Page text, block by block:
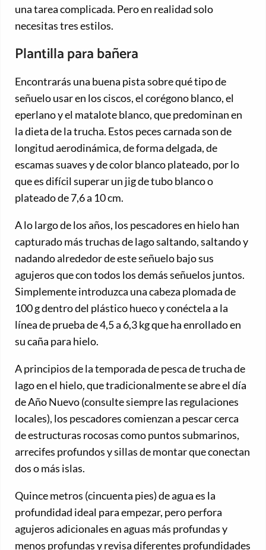
una tarea complicada. Pero en realidad solo
necesitas tres estilos.
Plantilla para bañera
Encontrarás una buena pista sobre qué tipo de
señuelo usar en los ciscos, el corégono blanco, el
eperlano y el matalote blanco, que predominan en
la dieta de la trucha. Estos peces carnada son de
longitud aerodinámica, de forma delgada, de
escamas suaves y de color blanco plateado, por lo
que es difícil superar un jig de tubo blanco o
plateado de 7,6 a 10 cm.
A lo largo de los años, los pescadores en hielo han
capturado más truchas de lago saltando, saltando y
nadando alrededor de este señuelo bajo sus
agujeros que con todos los demás señuelos juntos.
Simplemente introduzca una cabeza plomada de
100 g dentro del plástico hueco y conéctela a la
línea de prueba de 4,5 a 6,3 kg que ha enrollado en
su caña para hielo.
A principios de la temporada de pesca de trucha de
lago en el hielo, que tradicionalmente se abre el día
de Año Nuevo (consulte siempre las regulaciones
locales), los pescadores comienzan a pescar cerca
de estructuras rocosas como puntos submarinos,
arrecifes profundos y sillas de montar que conectan
dos o más islas.
Quince metros (cincuenta pies) de agua es la
profundidad ideal para empezar, pero perfora
agujeros adicionales en aguas más profundas y
menos profundas y revisa diferentes profundidades